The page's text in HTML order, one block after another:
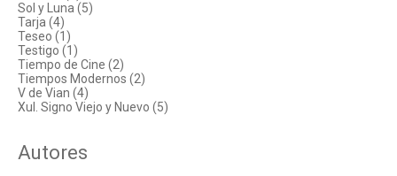
Sol y Luna (5)
Tarja (4)
Teseo (1)
Testigo (1)
Tiempo de Cine (2)
Tiempos Modernos (2)
V de Vian (4)
Xul. Signo Viejo y Nuevo (5)
Autores